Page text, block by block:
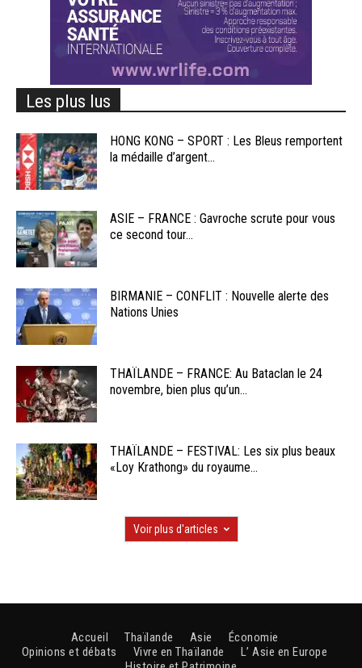
Les plus lus
HONG KONG – SPORT : Les Bleus remportent
la médaille d’argent...
ASIE – FRANCE : Gavroche scrute pour vous
ce second tour...
BIRMANIE – CONFLIT : Nouvelle alerte des
Nations Unies
THAÏLANDE – FRANCE: Au Bataclan le 24
novembre, bien plus qu’un...
THAÏLANDE – FESTIVAL: Les six plus beaux
«Loy Krathong» du royaume...
Voir plus d'articles
Accueil Thaïlande Asie
Économie
Opinions et débats
Vivre en Thaïlande
L’ Asie en Europe